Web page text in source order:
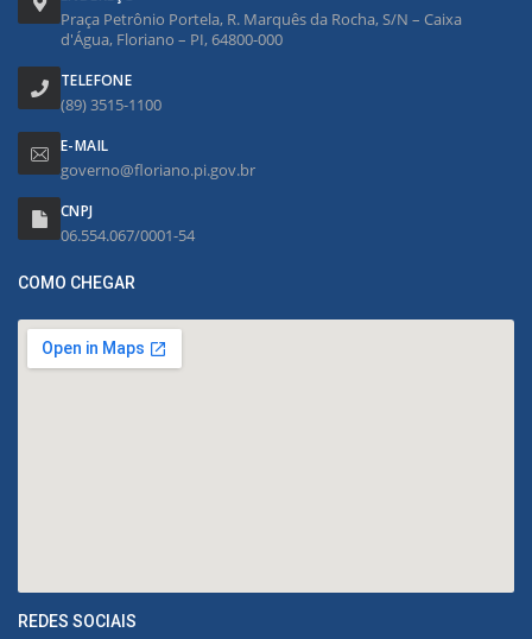
Praça Petrônio Portela, R. Marquês da Rocha, S/N – Caixa
d'Água, Floriano – PI, 64800-000
TELEFONE
(89) 3515-1100
E-MAIL
governo@floriano.pi.gov.br
CNPJ
06.554.067/0001-54
COMO CHEGAR
REDES SOCIAIS